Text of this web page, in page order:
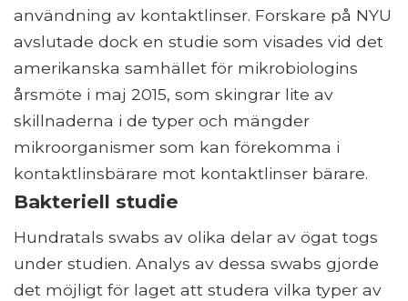
användning av kontaktlinser. Forskare på NYU
avslutade dock en studie som visades vid det
amerikanska samhället för mikrobiologins
årsmöte i maj 2015, som skingrar lite av
skillnaderna i de typer och mängder
mikroorganismer som kan förekomma i
kontaktlinsbärare mot kontaktlinser bärare.
Bakteriell studie
Hundratals swabs av olika delar av ögat togs
under studien. Analys av dessa swabs gjorde
det möjligt för laget att studera vilka typer av